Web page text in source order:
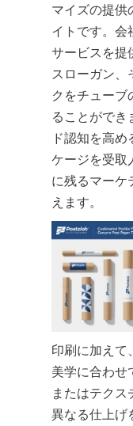
マイズの提供
イトです。会
サービスを提
スローガン、
クをチューブ
ることができ
ド認知を高
ケージを受取
に残るマーケ
えます。
印刷に加えて
美学に合わせ
またはテク
異なる仕上げ